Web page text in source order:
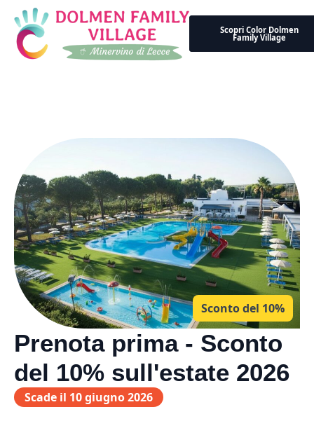
Scopri Color Dolmen
Family Village
Sconto del 10%
Prenota prima - Sconto
del 10% sull'estate 2026
Scade il 10 giugno 2026